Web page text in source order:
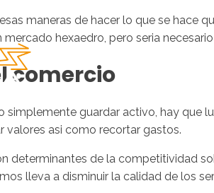
maneras de hacer lo que se hace
hexaedro, pero seri­a
comercio
simplemente guardar activo, hay que
valores asi­ como recortar gastos.
determinantes de la competitividad
lleva a disminuir la calidad de los